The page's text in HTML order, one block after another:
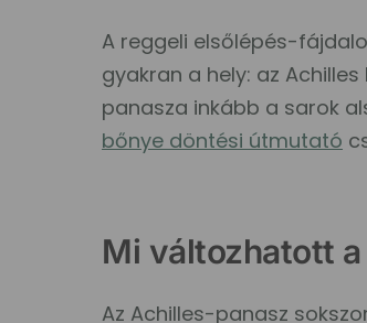
A reggeli elsőlépés-
gyakran a hely: az
panasza inkább a sarok
bőnye döntési útmutató
Mi változhatott
Az Achilles-panasz